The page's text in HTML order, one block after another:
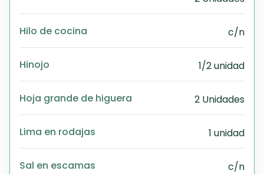
Hilo de cocina c/n
Hinojo 1/2 unidad
Hoja grande de higuera 2 Unidades
Lima en rodajas 1 unidad
Sal en escamas c/n